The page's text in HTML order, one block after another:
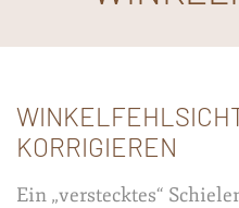
KORRIGIEREN
Ein „verstecktes“